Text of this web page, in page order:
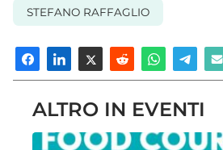
STEFANO RAFFAGLIO
ALTRO IN EVENTI